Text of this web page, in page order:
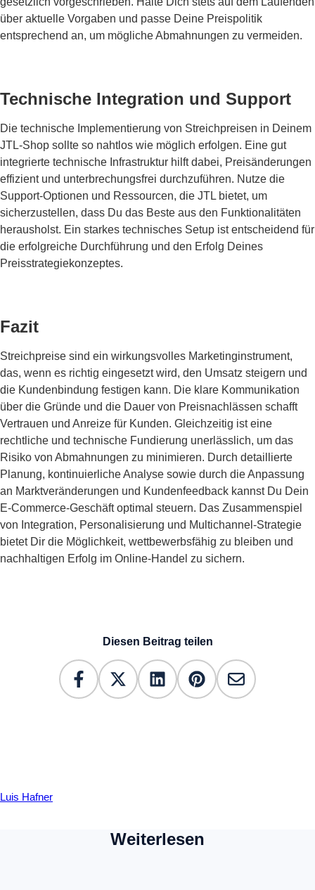
über aktuelle Vorgaben und passe Deine Preispolitik
entsprechend an, um mögliche Abmahnungen zu vermeiden.
Technische Integration und Support
Die technische Implementierung von Streichpreisen in Deinem
JTL-Shop sollte so nahtlos wie möglich erfolgen. Eine gut
integrierte technische Infrastruktur hilft dabei, Preisänderungen
effizient und unterbrechungsfrei durchzuführen. Nutze die
Support-Optionen und Ressourcen, die JTL bietet, um
sicherzustellen, dass Du das Beste aus den Funktionalitäten
herausholst. Ein starkes technisches Setup ist entscheidend für
die erfolgreiche Durchführung und den Erfolg Deines
Preisstrategiekonzeptes.
Fazit
Streichpreise sind ein wirkungsvolles Marketinginstrument,
das, wenn es richtig eingesetzt wird, den Umsatz steigern und
die Kundenbindung festigen kann. Die klare Kommunikation
über die Gründe und die Dauer von Preisnachlässen schafft
Vertrauen und Anreize für Kunden. Gleichzeitig ist eine
rechtliche und technische Fundierung unerlässlich, um das
Risiko von Abmahnungen zu minimieren. Durch detaillierte
Planung, kontinuierliche Analyse sowie durch die Anpassung
an Marktveränderungen und Kundenfeedback kannst Du Dein
E-Commerce-Geschäft optimal steuern. Das Zusammenspiel
von Integration, Personalisierung und Multichannel-Strategie
bietet Dir die Möglichkeit, wettbewerbsfähig zu bleiben und
nachhaltigen Erfolg im Online-Handel zu sichern.
Diesen Beitrag teilen
Luis Hafner
Weiterlesen